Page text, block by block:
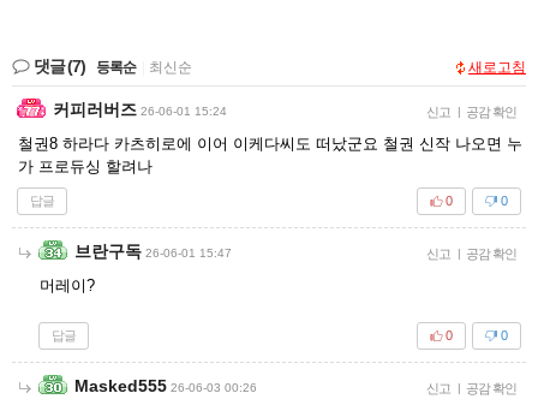
댓글(7) 등록순 최신순 새로고침
커피러버즈 26-06-01 15:24 신고 | 공감 확인
철권8 하라다 카츠히로에 이어 이케다씨도 떠났군요 철권 신작 나오면 누
가 프로듀싱 할려나
답글 0
0
브란구독 26-06-01 15:47 신고 | 공감 확인
머레이?
답글 0
0
Masked555 26-06-03 00:26 신고 | 공감 확인